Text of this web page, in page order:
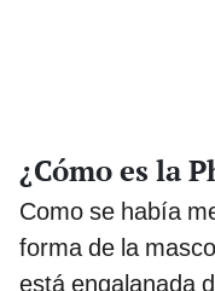
¿Cómo es la
Como se había
forma de la
está engalanada